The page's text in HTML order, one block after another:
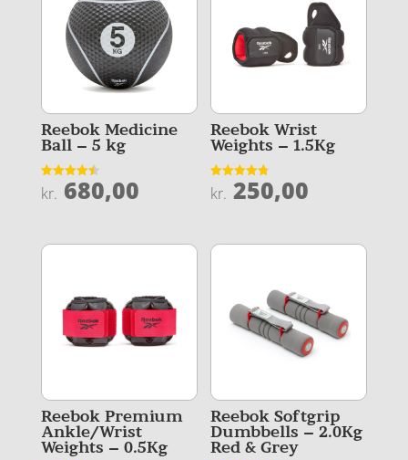
Reebok Medicine
Ball – 5 kg
Vurderet
4.5
kr. 680,00
Reebok Wrist
Weights – 1.5Kg
Vurderet
4.8
kr. 250,00
Reebok Premium
Ankle/Wrist
Weights – 0.5Kg
Reebok Softgrip
Dumbbells – 2.0Kg
Red & Grey